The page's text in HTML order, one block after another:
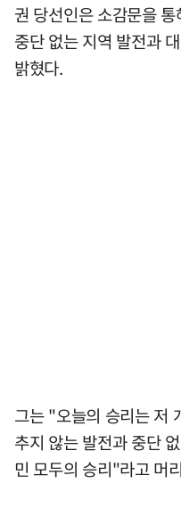
권 당선인은 소감문을
중단 없는 지역 발전과
밝혔다.
그는 "오늘의 승리는 저
추지 않는 발전과 중단
민 모두의 승리"라고 머